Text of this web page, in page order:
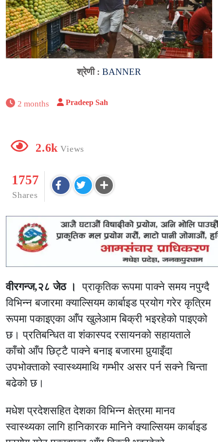
श्रेणी : BANNER
2 months Pradeep Sah
2.6k Views
1757
Shares
वीरगन्ज,२८ जेठ । प्राकृतिक रूपमा पाक्ने समय नपुग्दै
विभिन्न बजारमा क्याल्सियम कार्बाइड प्रयोग गरेर कृत्रिम
रूपमा पकाइएका आँप खुलेआम बिक्री भइरहेको पाइएको
छ। प्रतिबन्धित वा शंकास्पद रसायनको सहायताले
काँचो आँप छिट्टै पाक्ने बनाइ बजारमा पुर्‍याइँदा
उपभोक्ताको स्वास्थ्यमाथि गम्भीर असर पर्न सक्ने चिन्ता
बढेको छ।
मधेश प्रदेशसहित देशका विभिन्न क्षेत्रमा मानव
स्वास्थ्यका लागि हानिकारक मानिने क्याल्सियम कार्बाइड